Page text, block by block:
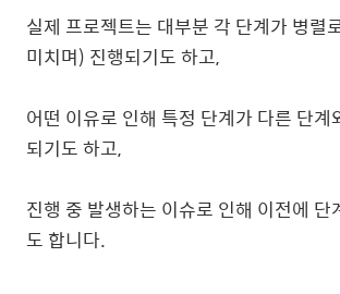
실제 프로젝트는 대부분 각 단계가 병렬
미치며) 진행되기도 하고,
어떤 이유로 인해 특정 단계가 다른 단계
되기도 하고,
진행 중 발생하는 이슈로 인해 이전에 단
도 합니다.